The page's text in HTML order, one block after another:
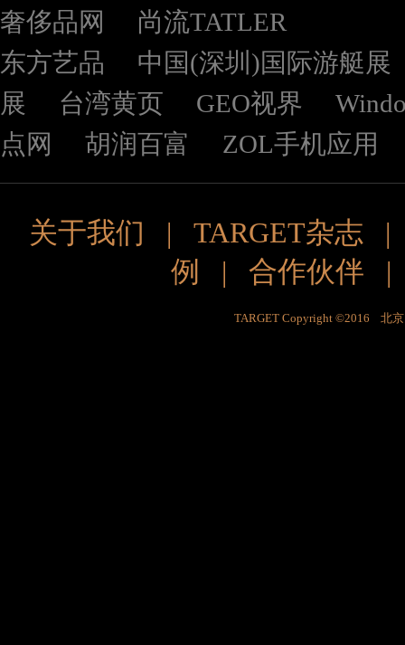
奢侈品网
尚流TATLER
东方艺品
中国(深圳)国际游艇展
展
台湾黄页 GEO视界
点网
胡润百富 ZOL手机应用
关于我们 | TARGET杂志
例
| 合作伙伴
TARGET Copyright ©2016 北